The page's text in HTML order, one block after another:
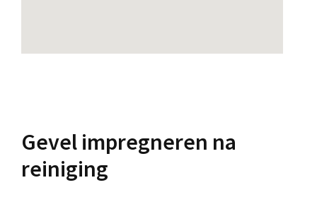
Gevel impregneren na
reiniging